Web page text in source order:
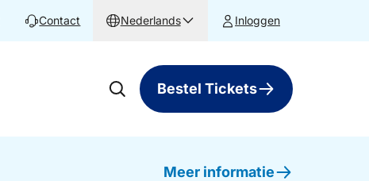
Contact Nederlands Inloggen
Bestel Tickets
Meer informatie